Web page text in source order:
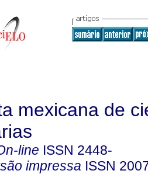
mexicana de
line ISSN 2448-
impressa ISSN